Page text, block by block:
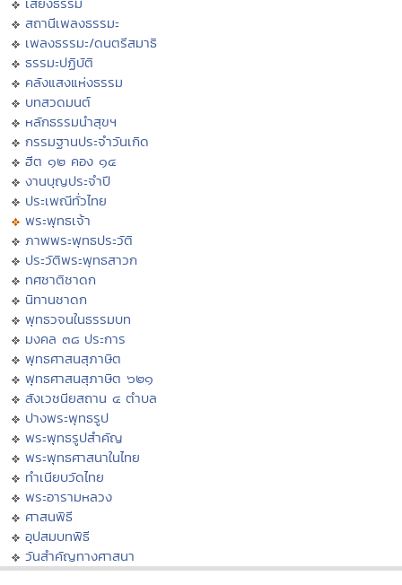
สถานีเพลงธรรมะ
เพลงธรรมะ/ดนตรีสมาธิ
ธรรมะปฏิบัติ
คลังแสงแห่งธรรม
บทสวดมนต์
หลักธรรมนำสุขฯ
กรรมฐานประจำวันเกิด
ฮีต ๑๒ คอง ๑๔
งานบุญประจำปี
ประเพณีทั่วไทย
พระพุทธเจ้า
ภาพพระพุทธประวัติ
ประวัติพระพุทธสาวก
ทศชาติชาดก
นิทานชาดก
พุทธวจนในธรรมบท
มงคล ๓๘ ประการ
พุทธศาสนสุภาษิต
พุทธศาสนสุภาษิต ๖๒๑
สังเวชนียสถาน ๔ ตำบล
ปางพระพุทธรูป
พระพุทธรูปสำคัญ
พระพุทธศาสนาในไทย
ทำเนียบวัดไทย
พระอารามหลวง
ศาสนพิธี
อุปสมบทพิธี
วันสำคัญทางศาสนา